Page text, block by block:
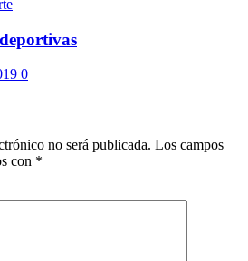
0
no será publicada. Los campos
con *